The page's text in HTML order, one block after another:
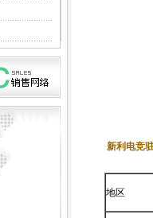
新利电竞
地区